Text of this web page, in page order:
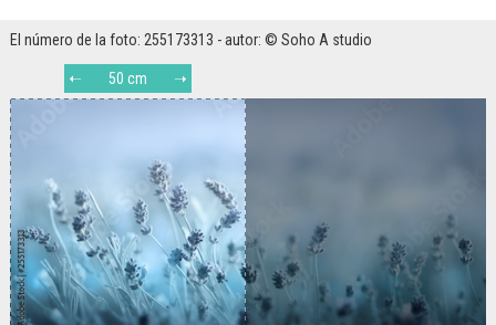
El número de la foto: 255173313 - autor: © Soho A studio
50 cm